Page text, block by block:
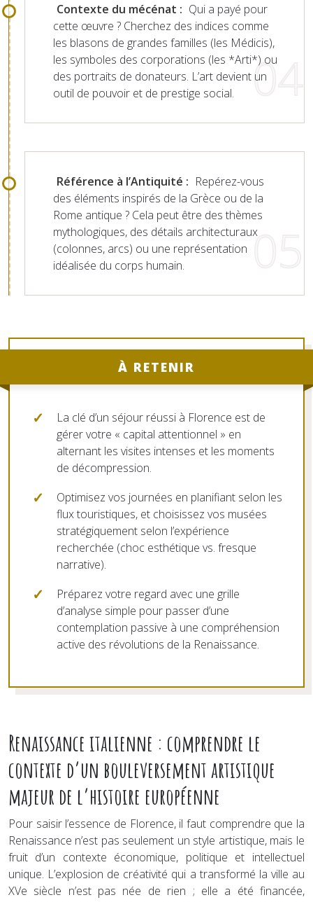
Contexte du mécénat : Qui a payé pour
cette œuvre ? Cherchez des indices comme
les blasons de grandes familles (les Médicis),
les symboles des corporations (les *Arti*) ou
des portraits de donateurs. L’art devient un
outil de pouvoir et de prestige social.
Référence à l’Antiquité : Repérez-vous
des éléments inspirés de la Grèce ou de la
Rome antique ? Cela peut être des thèmes
mythologiques, des détails architecturaux
(colonnes, arcs) ou une représentation
idéalisée du corps humain.
À RETENIR
La clé d’un séjour réussi à Florence est de
gérer votre « capital attentionnel » en
alternant les visites intenses et les moments
de décompression.
Optimisez vos journées en planifiant selon les
flux touristiques, et choisissez vos musées
stratégiquement selon l’expérience
recherchée (choc esthétique vs. fresque
narrative).
Préparez votre regard avec une grille
d’analyse simple pour passer d’une
contemplation passive à une compréhension
active des révolutions de la Renaissance.
Renaissance italienne : comprendre le
contexte d’un bouleversement artistique
majeur de l’histoire européenne
Pour saisir l’essence de Florence, il faut comprendre que la
Renaissance n’est pas seulement un style artistique, mais le
fruit d’un contexte économique, politique et intellectuel
unique. L’explosion de créativité qui a transformé la ville au
XVe siècle n’est pas née de rien ; elle a été financée,